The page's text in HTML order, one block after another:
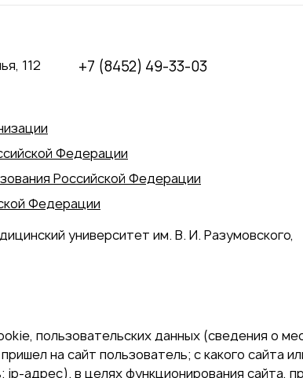
112
+7 (8452) 49-33-03
Федерации
Российской Федерации
Федерации
университет им. В. И. Разумовского,
пользовательских данных (сведения о
на сайт пользователь; с какого сайта
ip-адрес). в целях функционирования сайта,